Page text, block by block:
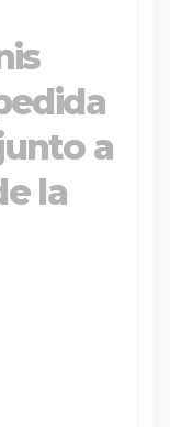
a
la